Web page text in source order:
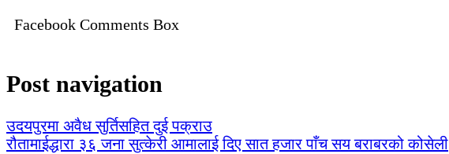
Facebook Comments Box
Post navigation
उदयपुरमा अवैध सुर्तिसहित दुई पक्राउ
रौतामाईद्धारा ३६ जना सुत्केरी आमालाई दिए सात हजार पाँच सय बराबरको कोसेली